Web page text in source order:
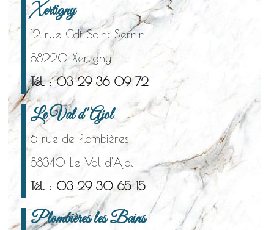
Xertigny
12 rue Cdt Saint-Sernin
88220 Xertigny
Tél. : 03 29 36 09 72
Le Val d'Ajol
6 rue de Plombières
88340 Le Val d'Ajol
Tél. : 03 29 30 65 15
Plombières les Bains